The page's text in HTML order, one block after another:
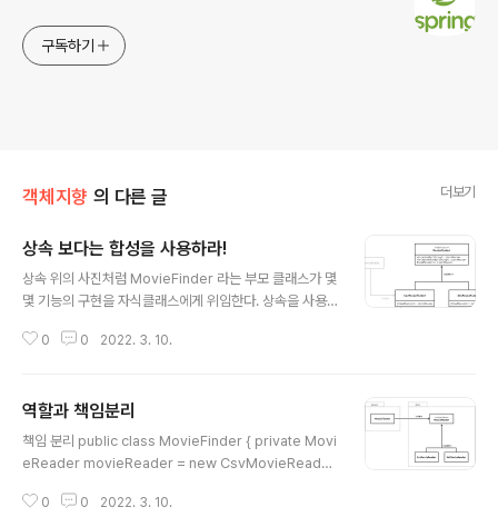
구독하기
객체지향 의 다른 글 더보기
상속 보다는 합성을 사용하라!
상속 위의 사진처럼 MovieFinder 라는 부모 클래스가 몇
몇 기능의 구현을 자식클래스에게 위임한다. 상속을 사용
또한 확장에 용이하다. 만약 요구사항으로 인해 구현체가
게 만든다는 단점이 있다. 합성 합성은 다른 객체의 인스턴
스를 자신의 인스턴스 변수로 포함해서 재사용하는 방법을
의미한다. SOLID 원칙중 계방 폐쇄의 원칙(OCP) 을 만족
변경에는 닫혀 있어야 한다. MovieReader 를 통해서 자
0 0 2022. 3. 10.
역할과 책임분리
책임 분리 public class MovieFinder { private Movi
eReader movieReader = new CsvMovieReader
* * @param directedBy 감독 * @return 검색된 영
0 0 2022. 3. 10.